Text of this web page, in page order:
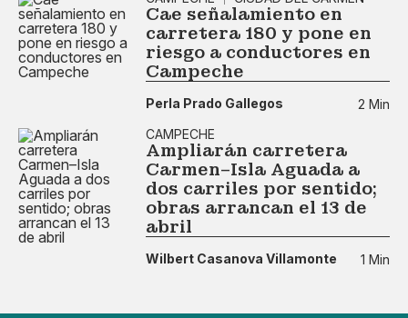
Cae señalamiento en
carretera 180 y pone en
riesgo a conductores en
Campeche
Perla Prado Gallegos
2 Min
CAMPECHE
Ampliarán carretera
Carmen–Isla Aguada a
dos carriles por sentido;
obras arrancan el 13 de
abril
Wilbert Casanova Villamonte 1 Min